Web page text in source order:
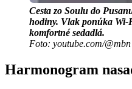
Cesta zo Soulu do
hodiny. Vlak ponúka Wi-
komfortné sedadlá.
Foto: youtube.com/@mbn
Harmonogram